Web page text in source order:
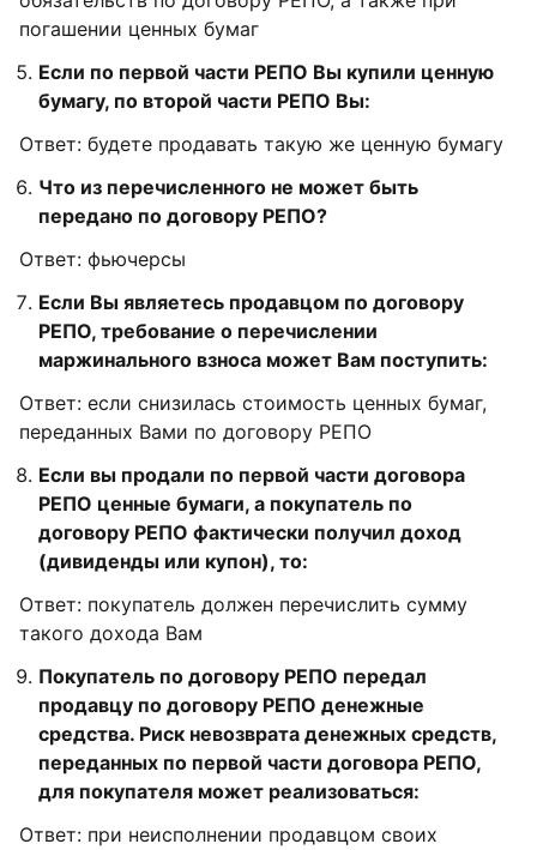
погашении ценных бумаг
Если по первой части РЕПО Вы купили ценную
бумагу, по второй части РЕПО Вы:
Ответ: будете продавать такую же ценную бумагу
Что из перечисленного не может быть
передано по договору РЕПО?
Ответ: фьючерсы
Если Вы являетесь продавцом по договору
РЕПО, требование о перечислении
маржинального взноса может Вам поступить:
Ответ: если снизилась стоимость ценных бумаг,
переданных Вами по договору РЕПО
Если вы продали по первой части договора
РЕПО ценные бумаги, а покупатель по
договору РЕПО фактически получил доход
(дивиденды или купон), то:
Ответ: покупатель должен перечислить сумму
такого дохода Вам
Покупатель по договору РЕПО передал
продавцу по договору РЕПО денежные
средства. Риск невозврата денежных средств,
переданных по первой части договора РЕПО,
для покупателя может реализоваться:
Ответ: при неисполнении продавцом своих